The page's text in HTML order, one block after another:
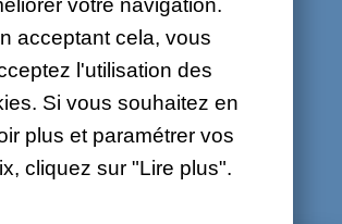
acceptant cela, vous
l'utilisation des
Si vous souhaitez en
plus et paramétrer vos
cliquez sur "Lire plus".
mails ne s'affichent pas
problèmes d'envoi/de
configurer mon logiciel
?